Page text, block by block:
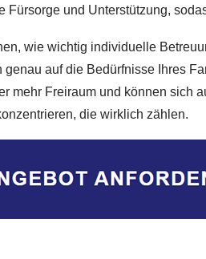
Fürsorge und Unterstützung,
wie wichtig individuelle
genau auf die Bedürfnisse Ihres
mehr Freiraum und können sich
die wirklich zählen.